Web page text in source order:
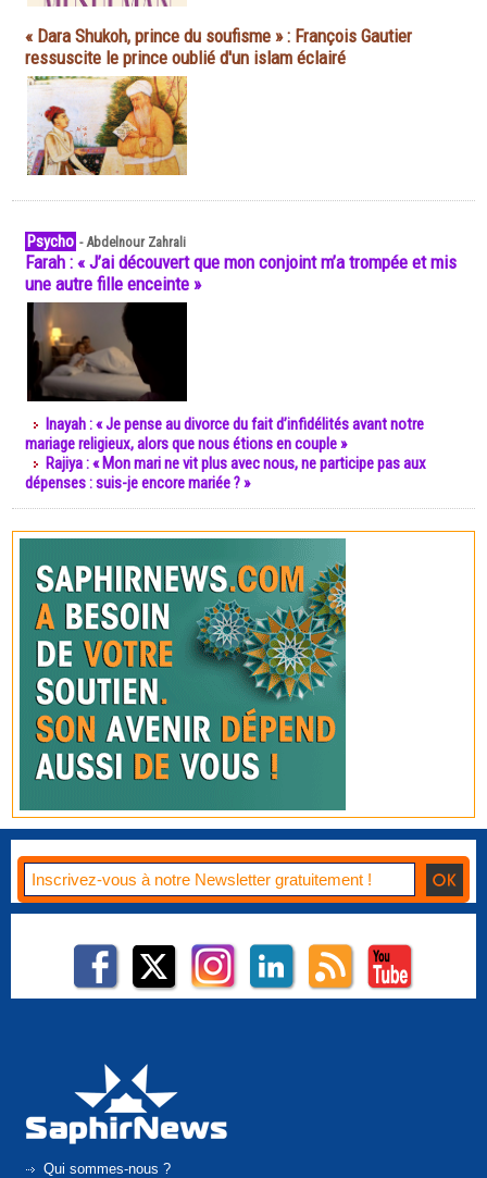
« Dara Shukoh, prince du soufisme » : François Gautier
ressuscite le prince oublié d'un islam éclairé
Psycho -Abdelnour Zahrali
Farah : « J’ai découvert que mon conjoint m’a trompée et mis
une autre fille enceinte »
Inayah : « Je pense au divorce du fait d’infidélités avant notre
mariage religieux, alors que nous étions en couple »
Rajiya : « Mon mari ne vit plus avec nous, ne participe pas aux
dépenses : suis-je encore mariée ? »
Qui sommes-nous ?